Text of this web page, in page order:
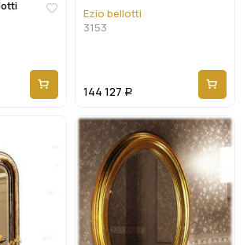
Ezio bellotti
3153
144 127 Р